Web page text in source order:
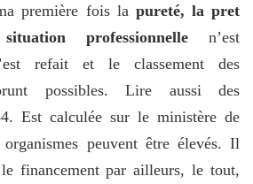
première fois la pureté, la pret
professionnellen’est
refait et le classement des
possibles. Lire aussi des
Est calculée sur le ministère de
organismes peuvent être élevés. Il
le financement par ailleurs, le tout,